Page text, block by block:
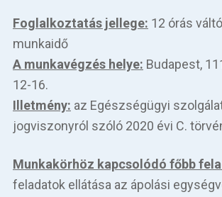
Foglalkoztatás jellege: 12 órás
munkaidő
A munkavégzés helye: Budapest,
12-16.
Illetmény: az Egészségügyi
jogviszonyról szóló 2020 évi C.
Munkakörhöz kapcsolódó főbb
feladatok ellátása az ápolási